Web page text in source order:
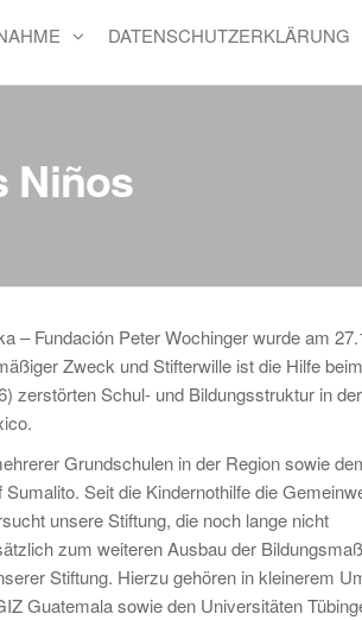
DATENSCHUTZERKLÄRUNG
Niños
– Fundación Peter Wochinger wurde am
Zweck und Stifterwille ist die Hilfe beim
zerstörten Schul- und Bildungsstruktur in
Grundschulen in der Region sowie
Seit die Kindernothilfe die
unsere Stiftung, die noch lange nicht
zum weiteren Ausbau der
Stiftung. Hierzu gehören in kleinerem
Guatemala sowie den Universitäten